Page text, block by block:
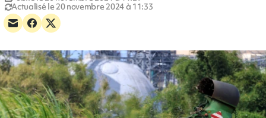
Actualisé le 20 novembre 2024 à 11:33